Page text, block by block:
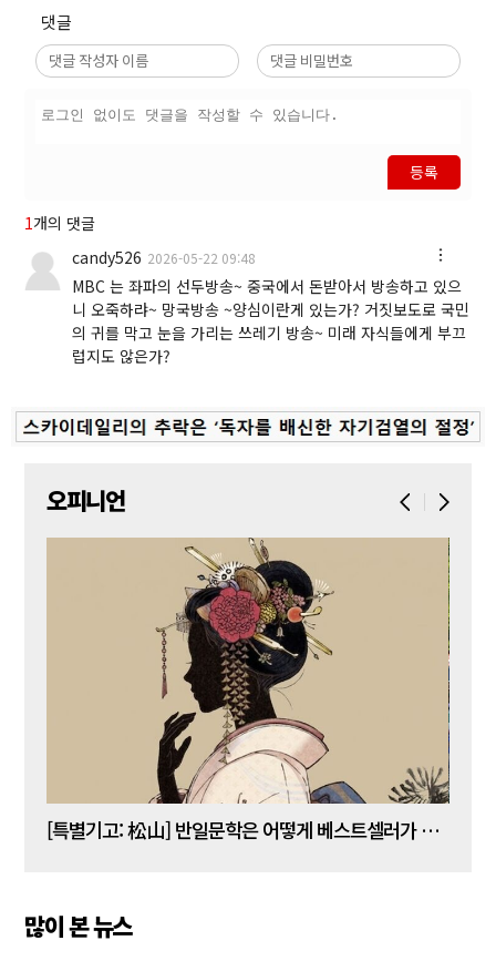
댓글
등록
1개의 댓글
candy526 2026-05-22 09:48
MBC 는 좌파의 선두방송~ 중국에서 돈받아서 방송하고 있으
니 오죽하랴~ 망국방송 ~양심이란게 있는가? 거짓보도로 국민
의 귀를 막고 눈을 가리는 쓰레기 방송~ 미래 자식들에게 부끄
럽지도 않은가?
오피니언
[특별기고: 松山] 반일문학은 어떻게 베스트셀러가 되는가?
많이 본 뉴스